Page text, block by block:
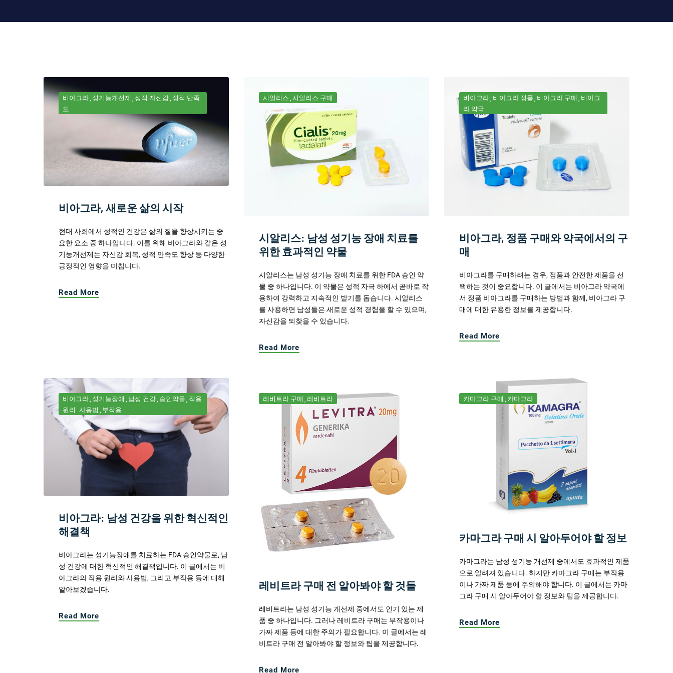
비아그라 성기능개선제 성적 자신감 성적 만족
도
비아그라, 새로운 삶의 시작
현대 사회에서 성적인 건강은 삶의 질을 향상시키는 중
요한 요소 중 하나입니다. 이를 위해 비아그라와 같은 성
기능개선제는 자신감 회복, 성적 만족도 향상 등 다양한
긍정적인 영향을 미칩니다.
Read More
시알리스 시알리스 구매
시알리스: 남성 성기능 장애 치료를
위한 효과적인 약물
시알리스는 남성 성기능 장애 치료를 위한 FDA 승인 약
물 중 하나입니다. 이 약물은 성적 자극 하에서 곧바로 작
용하여 강력하고 지속적인 발기를 돕습니다. 시알리스
를 사용하면 남성들은 새로운 성적 경험을 할 수 있으며,
자신감을 되찾을 수 있습니다.
Read More
비아그라 비아그라 정품 비아그라 구매
비아그
라 약국
비아그라, 정품 구매와 약국에서의 구
매
비아그라를 구매하려는 경우, 정품과 안전한 제품을 선
택하는 것이 중요합니다. 이 글에서는 비아그라 약국에
서 정품 비아그라를 구매하는 방법과 함께, 비아그라 구
매에 대한 유용한 정보를 제공합니다.
Read More
비아그라 성기능장애 남성 건강 승인약물 작용
원리 사용법 부작용
비아그라: 남성 건강을 위한 혁신적인
해결책
비아그라는 성기능장애를 치료하는 FDA 승인약물로, 남
성 건강에 대한 혁신적인 해결책입니다. 이 글에서는 비
아그라의 작용 원리와 사용법, 그리고 부작용 등에 대해
알아보겠습니다.
Read More
레비트라 구매 레비트라
레비트라 구매 전 알아봐야 할 것들
레비트라는 남성 성기능 개선제 중에서도 인기 있는 제
품 중 하나입니다. 그러나 레비트라 구매는 부작용이나
가짜 제품 등에 대한 주의가 필요합니다. 이 글에서는 레
비트라 구매 전 알아봐야 할 정보와 팁을 제공합니다.
Read More
카마그라 구매 카마그라
카마그라 구매 시 알아두어야 할 정보
카마그라는 남성 성기능 개선제 중에서도 효과적인 제품
으로 알려져 있습니다. 하지만 카마그라 구매는 부작용
이나 가짜 제품 등에 주의해야 합니다. 이 글에서는 카마
그라 구매 시 알아두어야 할 정보와 팁을 제공합니다.
Read More